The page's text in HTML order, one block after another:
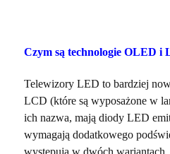
Czym są technologie OLED i
Telewizory LED to bardziej
LCD (które są wyposażone w
ich nazwa, mają diody LED
wymagają dodatkowego
występują w dwóch